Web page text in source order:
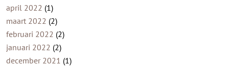
april 2022 (1)
maart 2022 (2)
februari 2022 (2)
januari 2022 (2)
december 2021 (1)